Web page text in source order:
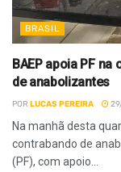
BRASIL
BAEP apoia PF
de anabolizantes
POR LUCAS PEREIRA
Na manhã desta
contrabando de
(PF), com apoio...